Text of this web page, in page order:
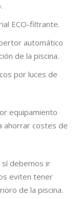
ECO-filtrante.
automático
de la piscina.
por luces de
equipamiento
ahorrar costes de
sí debemos ir
eviten tener
de la piscina.